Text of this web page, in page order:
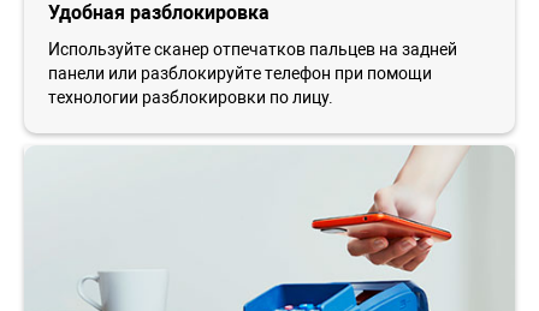
Удобная разблокировка
Используйте сканер отпечатков пальцев на задней
панели или разблокируйте телефон при помощи
технологии разблокировки по лицу.